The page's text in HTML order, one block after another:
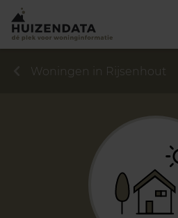
Woningen in Rijsenhout